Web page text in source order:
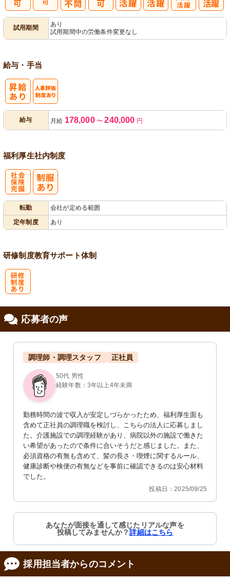
試用期間
あり
試用期間中の労働条件変更なし
給与・手当
給与 月給 178,000 〜 240,000 円
福利厚生社内制度
転勤
会社が定める範囲
定年制度
あり
研修制度教育サポート体制
応募者の声
調理師・調理スタッフ 正社員
50代 男性
経験年数：3年以上4年未満
勤務時間の波で収入が安定しづらかったため、福利厚生面も
含めて正社員の調理職を検討し、こちらの法人に応募しまし
た。介護施設での調理経験があり、病院以外の施設で働きた
い希望があったので条件に合いそうだと感じました。また、
必須資格の有無も含めて、髪の長さ・喫煙に関するルール、
健康診断や検便の有無などを事前に確認できるのは安心材料
でした。
投稿日：2025/09/25
あなたが面接を通して感じたリアルな声を
投稿してみませんか？詳細はこちら
採用担当者からのコメント